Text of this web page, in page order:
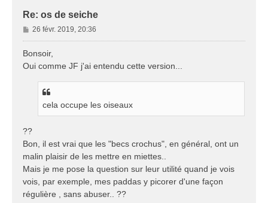
Re: os de seiche
M
e
a
26 févr. 2019, 20:36
Bonsoir,
Oui comme JF j'ai entendu cette version...
cela occupe les oiseaux
??
Bon, il est vrai que les "becs crochus", en général, ont un
malin plaisir de les mettre en miettes..
Mais je me pose la question sur leur utilité quand je vois
vois, par exemple, mes paddas y picorer d'une façon
régulière , sans abuser.. ??